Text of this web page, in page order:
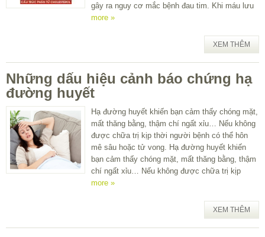
gây ra nguy cơ mắc bệnh đau tim. Khi máu lưu
more »
XEM THÊM
Những dấu hiệu cảnh báo chứng hạ
đường huyết
Hạ đường huyết khiến bạn cảm thấy chóng mặt,
mất thăng bằng, thậm chí ngất xỉu… Nếu không
được chữa trị kịp thời người bệnh có thể hôn
mê sâu hoặc tử vong. Hạ đường huyết khiến
bạn cảm thấy chóng mặt, mất thăng bằng, thậm
chí ngất xỉu… Nếu không được chữa trị kịp
more »
XEM THÊM